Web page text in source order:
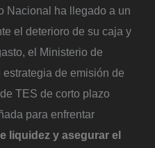
Nacional ha llegado a un
el deterioro de su caja y
el Ministerio de
de emisión de
TES de corto plazo
para enfrentar
liquidez y asegurar el